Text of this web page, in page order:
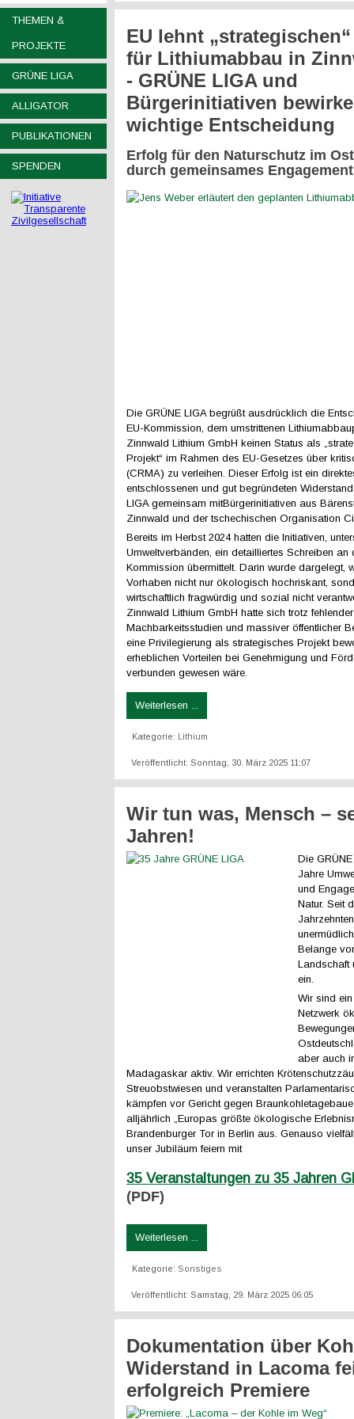
THEMEN &
PROJEKTE
GRÜNE LIGA
ALLIGATOR
PUBLIKATIONEN
SPENDEN
EU lehnt
für Lithiumabbau in
- GRÜNE LIGA und
Bürgerinitiativen
wichtige Entscheidung
Erfolg für den Naturschutz im
durch gemeinsames Engagement
Die GRÜNE LIGA begrüßt ausdrücklich die
EU-Kommission, dem umstrittenen
Zinnwald Lithium GmbH keinen Status als
Projekt“ im Rahmen des EU-Gesetzes über
(CRMA) zu verleihen. Dieser Erfolg ist ein
entschlossenen und gut begründeten
LIGA gemeinsam mitBürgerinitiativen aus
Zinnwald und der tschechischen Organisation
Bereits im Herbst 2024 hatten die Initiativen,
Umweltverbänden, ein detailliertes Schreiben an
Kommission übermittelt. Darin wurde dargelegt,
Vorhaben nicht nur ökologisch hochriskant,
wirtschaftlich fragwürdig und sozial nicht
Zinnwald Lithium GmbH hatte sich trotz fehlender
Machbarkeitsstudien und massiver öffentlicher
eine Privilegierung als strategisches Projekt
erheblichen Vorteilen bei Genehmigung und
verbunden gewesen wäre.
Weiterlesen ...
Kategorie: Lithium
Veröffentlicht: Sonntag, 30. März 2025 11:07
Wir tun was, Mensch –
Jahren!
Die
Jahre
und
Natur. Seit
Belange
Landschaft
ein.
Wir sind
Netzwerk
aber auch
Madagaskar aktiv. Wir errichten
Streuobstwiesen und veranstalten
kämpfen vor Gericht gegen
alljährlich „Europas größte ökologische
Brandenburger Tor in Berlin aus. Genauso
unser Jubiläum feiern mit
35 Veranstaltungen zu 35 Jahren
(PDF)
Weiterlesen ...
Kategorie: Sonstiges
Veröffentlicht: Samstag, 29. März 2025 06:05
Dokumentation über
Widerstand in Lacoma
erfolgreich Premiere